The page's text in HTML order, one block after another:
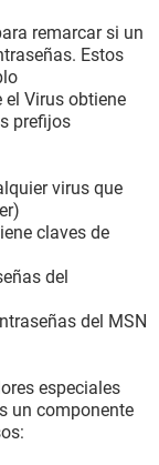
remarcar si un
Estos
el Virus obtiene
prefijos
virus que
claves de
del
del MSN
especiales
un componente